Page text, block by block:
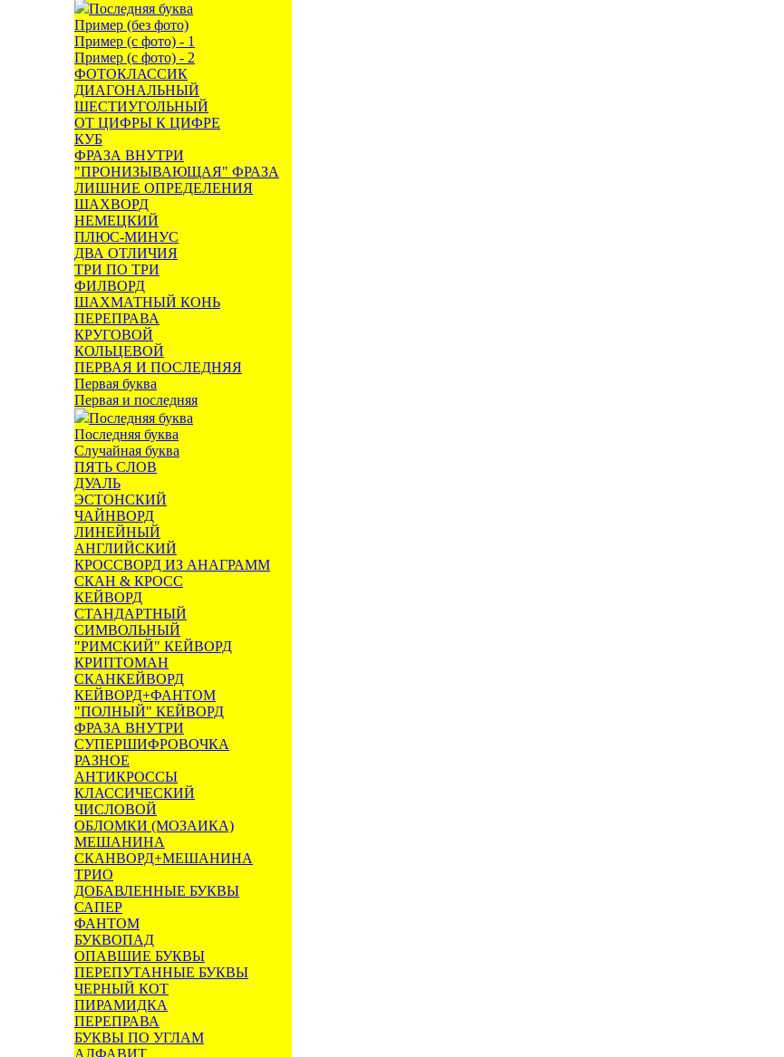
Последняя буква
Пример (без фото)
Пример (с фото) - 1
Пример (с фото) - 2
ФОТОКЛАССИК
ДИАГОНАЛЬНЫЙ
ШЕСТИУГОЛЬНЫЙ
ОТ ЦИФРЫ К ЦИФРЕ
КУБ
ФРАЗА ВНУТРИ
"ПРОНИЗЫВАЮЩАЯ" ФРАЗА
ЛИШНИЕ ОПРЕДЕЛЕНИЯ
ШАХВОРД
НЕМЕЦКИЙ
ПЛЮС-МИНУС
ДВА ОТЛИЧИЯ
ТРИ ПО ТРИ
ФИЛВОРД
ШАХМАТНЫЙ КОНЬ
ПЕРЕПРАВА
КРУГОВОЙ
КОЛЬЦЕВОЙ
ПЕРВАЯ И ПОСЛЕДНЯЯ
Первая буква
Первая и последняя
Последняя буква
Последняя буква
Случайная буква
ПЯТЬ СЛОВ
ДУАЛЬ
ЭСТОНСКИЙ
ЧАЙНВОРД
ЛИНЕЙНЫЙ
АНГЛИЙСКИЙ
КРОССВОРД ИЗ АНАГРАММ
СКАН & КРОСС
КЕЙВОРД
СТАНДАРТНЫЙ
СИМВОЛЬНЫЙ
"РИМСКИЙ" КЕЙВОРД
КРИПТОМАН
СКАНКЕЙВОРД
КЕЙВОРД+ФАНТОМ
"ПОЛНЫЙ" КЕЙВОРД
ФРАЗА ВНУТРИ
СУПЕРШИФРОВОЧКА
РАЗНОЕ
АНТИКРОССЫ
КЛАССИЧЕСКИЙ
ЧИСЛОВОЙ
ОБЛОМКИ (МОЗАИКА)
МЕШАНИНА
СКАНВОРД+МЕШАНИНА
ТРИО
ДОБАВЛЕННЫЕ БУКВЫ
САПЕР
ФАНТОМ
БУКВОПАД
ОПАВШИЕ БУКВЫ
ПЕРЕПУТАННЫЕ БУКВЫ
ЧЕРНЫЙ КОТ
ПИРАМИДКА
ПЕРЕПРАВА
БУКВЫ ПО УГЛАМ
АЛФАВИТ